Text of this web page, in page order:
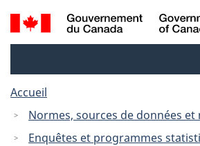
Passer
au
Passer
à
Recherche
et
Accueil
Normes, sources de données et
Enquêtes et programmes